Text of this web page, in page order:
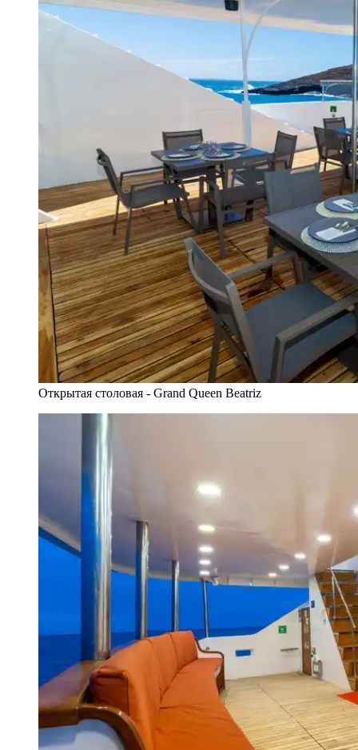
Открытая столовая - Grand Queen Beatriz